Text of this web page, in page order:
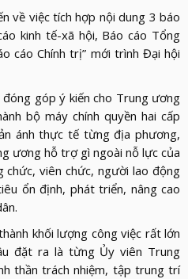
về việc tích hợp nội dung 3 báo
kinh tế-xã hội, Báo cáo Tổng
cáo Chính trị” mới trình Đại hội
góp ý kiến cho Trung ương
bộ máy chính quyền hai cấp
ánh thực tế từng địa phương,
ương hỗ trợ gì ngoài nỗ lực của
chức, viên chức, người lao động
ổn định, phát triển, nâng cao
khối lượng công việc rất lớn
đặt ra là từng Ủy viên Trung
thần trách nhiệm, tập trung trí